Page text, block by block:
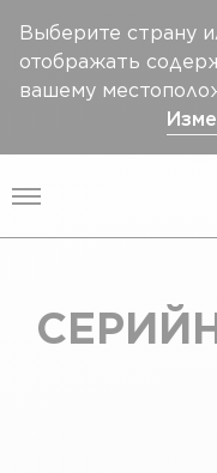
Выберите страну
отображать
вашему
Открыть меню